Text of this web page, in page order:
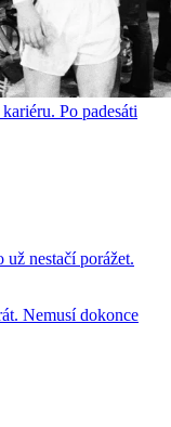
Po padesáti
nestačí porážet.
Nemusí dokonce